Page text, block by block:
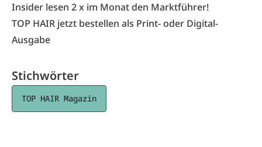
Insider lesen 2 x im Monat den Marktführer!
TOP HAIR jetzt bestellen als Print- oder Digital-
Ausgabe
Stichwörter
TOP HAIR Magazin